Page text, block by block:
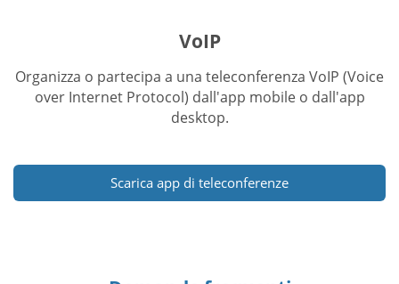
VoIP
Organizza o partecipa a una teleconferenza VoIP (Voice
over Internet Protocol) dall'app mobile o dall'app
desktop.
Scarica app di teleconferenze